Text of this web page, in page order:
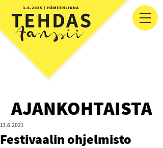
AJANKOHTAISTA
Festivaalin ohjelmisto
13.6.2021